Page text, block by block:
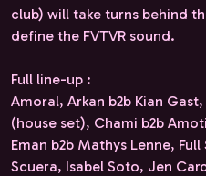
club) will take turns behind
define the FVTVR sound.
Full line-up :
Amoral, Arkan b2b Kian
(house set), Chami b2b
Eman b2b Mathys Lenne,
Scuera, Isabel Soto, Jen